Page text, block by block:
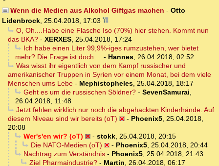
Wenn die Medien aus Alkohol Giftgas machen - Otto
Lidenbrock, 25.04.2018, 17:03
O, Oh....Habe eine Flasche Iso (70%) hier stehen. Kommt nun
das BKA? - XERXES, 25.04.2018, 17:24
Ich habe einen Liter 99,9%-iges rumzustehen, wer bietet
mehr? Die Frage ist doch ... - Hannes, 26.04.2018, 02:52
Was wisst ihr eigentlich von dem Kampf russischer und
amerikanischer Truppen in Syrien vor einem Monat, bei dem viele
Menschen ums Lebe - Mephistopheles, 25.04.2018, 18:17
Geht es um die russischen Söldner?- SevenSamurai,
26.04.2018, 11:48
Jetzt fehlen wirklich nur noch die abgehackten Kinderhände. Auf
diesem Niveau sind wir bereits (oT)
- Phoenix5, 25.04.2018,
20:08
Wer's'en wir? (oT)
- stokk, 25.04.2018, 20:15
Die NATO-Medien (oT)
- Phoenix5, 25.04.2018, 20:44
Nachtrag zum Verständnis- Phoenix5, 25.04.2018, 21:43
Ziel Pharmaindustrie?- Martin, 26.04.2018, 06:17